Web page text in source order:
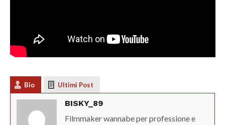
Bio Ultimi Post
BISKY_89
Filmmaker wannabe per professione e